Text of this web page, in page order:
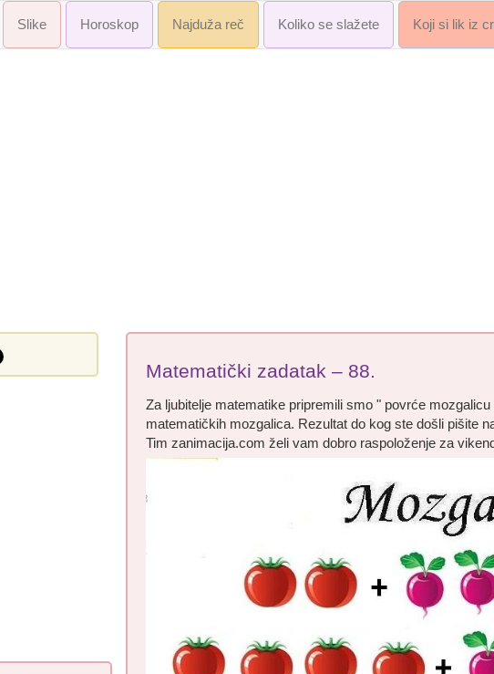
Slike Horoskop Najduža reč Koliko se slažete Koji si lik iz
Matematički zadatak – 88.
Za ljubitelje matematike pripremili smo " povrće
matematičkih mozgalica. Rezultat do kog ste došli pišite
Tim zanimacija.com želi vam dobro raspoloženje za